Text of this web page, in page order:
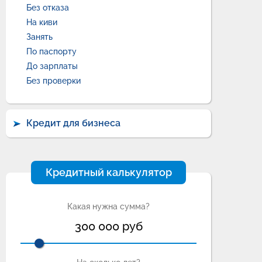
Без отказа
На киви
Занять
По паспорту
До зарплаты
Без проверки
Кредит для бизнеса
Кредитный калькулятор
Какая нужна сумма?
300 000руб